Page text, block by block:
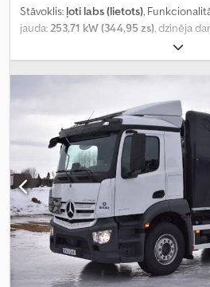
Stāvoklis: ļoti labs (lietots),
jauda:253,71 kW (344,95 zs), dzinēja